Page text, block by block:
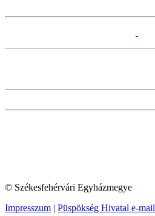
© Székesfehérvári Egyházmegye
Impresszum | Püspökség Hivatal e-mail